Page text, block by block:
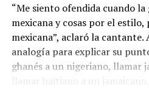
“Me siento ofendida cuando
mexicana y cosas por el estilo,
mexicana”, aclaró la cantante.
analogía para explicar su
ghanés a un nigeriano, llamar
llamar haitiano a un jamaicano,